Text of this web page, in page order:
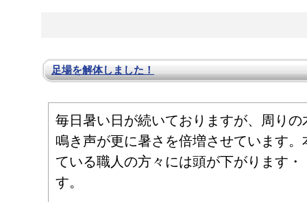
足場を解体しました！
毎日暑い日が続いておりますが、周り
鳴き声が更に暑さを倍増させています
ている職人の方々には頭が下がります
す。